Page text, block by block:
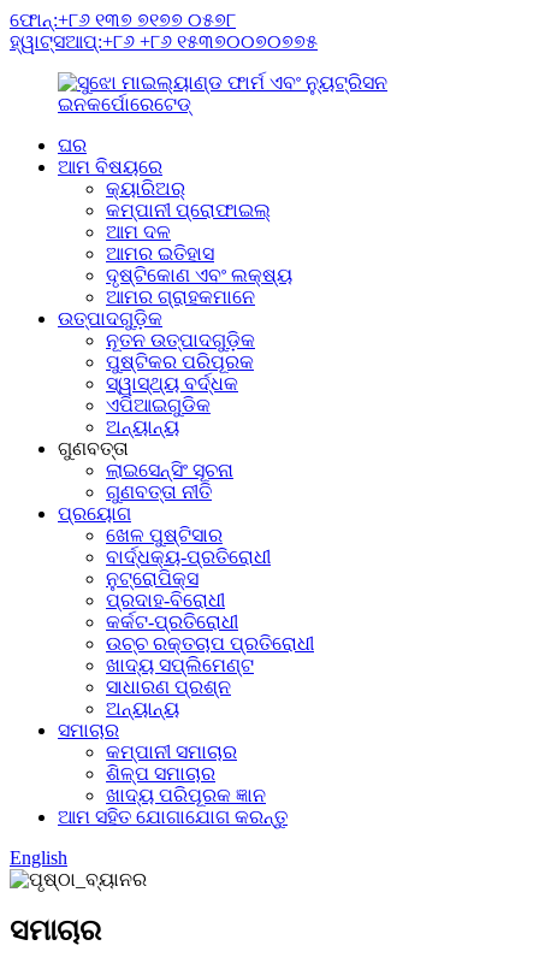
ଫୋନ୍:+୮୬ ୧୩୭ ୭୧୭୭ ୦୫୭୮
ହ୍ୱାଟ୍ସଆପ୍:+୮୬ +୮୬ ୧୫୩୭୦୦୭୦୭୭୫
ଘର
ଆମ ବିଷୟରେ
କ୍ୟାରିଅର୍
କମ୍ପାନୀ ପ୍ରୋଫାଇଲ୍
ଆମ ଦଳ
ଆମର ଇତିହାସ
ଦୃଷ୍ଟିକୋଣ ଏବଂ ଲକ୍ଷ୍ୟ
ଆମର ଗ୍ରାହକମାନେ
ଉତ୍ପାଦଗୁଡ଼ିକ
ନୂତନ ଉତ୍ପାଦଗୁଡ଼ିକ
ପୁଷ୍ଟିକର ପରିପୂରକ
ସ୍ୱାସ୍ଥ୍ୟ ବର୍ଦ୍ଧକ
ଏପିଆଇଗୁଡିକ
ଅନ୍ୟାନ୍ୟ
ଗୁଣବତ୍ତା
ଲାଇସେନ୍ସିଂ ସୂଚନା
ଗୁଣବତ୍ତା ନୀତି
ପ୍ରୟୋଗ
ଖେଳ ପୁଷ୍ଟିସାର
ବାର୍ଦ୍ଧକ୍ୟ-ପ୍ରତିରୋଧୀ
ନୁଟ୍ରୋପିକ୍ସ
ପ୍ରଦାହ-ବିରୋଧୀ
କର୍କଟ-ପ୍ରତିରୋଧୀ
ଉଚ୍ଚ ରକ୍ତଚାପ ପ୍ରତିରୋଧୀ
ଖାଦ୍ୟ ସପ୍ଲିମେଣ୍ଟ
ସାଧାରଣ ପ୍ରଶ୍ନ
ଅନ୍ୟାନ୍ୟ
ସମାଚାର
କମ୍ପାନୀ ସମାଚାର
ଶିଳ୍ପ ସମାଚାର
ଖାଦ୍ୟ ପରିପୂରକ ଜ୍ଞାନ
ଆମ ସହିତ ଯୋଗାଯୋଗ କରନ୍ତୁ
English
ସମାଚାର